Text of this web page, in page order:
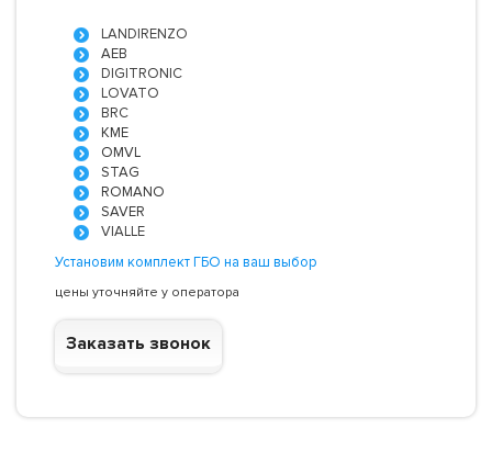
LANDIRENZO
AEB
DIGITRONIC
LOVATO
BRC
KME
OMVL
STAG
ROMANO
SAVER
VIALLE
Установим комплект ГБО на ваш выбор
цены уточняйте у оператора
Заказать звонок